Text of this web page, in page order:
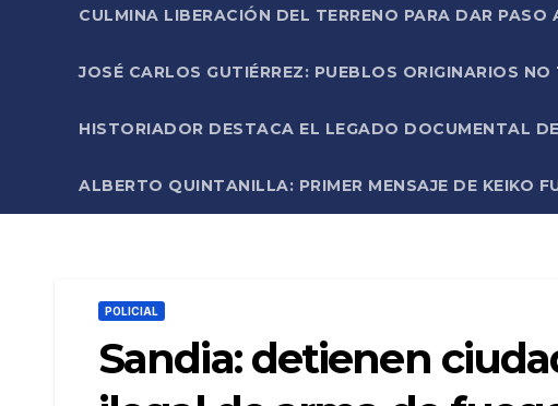
CULMINA LIBERACIÓN DEL TERRENO PARA DAR
JOSÉ CARLOS GUTIÉRREZ: PUEBLOS ORIGINARIOS
HISTORIADOR DESTACA EL LEGADO DOCUMENTAL
ALBERTO QUINTANILLA: PRIMER MENSAJE DE KEIKO
POLICIAL
Sandia: detienen